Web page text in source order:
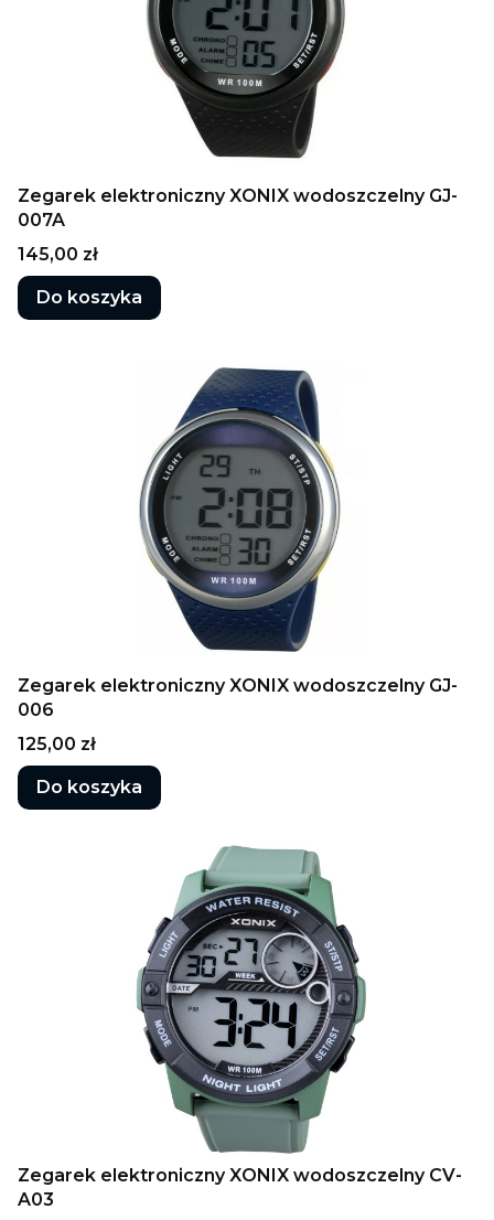
Zegarek elektroniczny XONIX wodoszczelny GJ-
007A
Cena
145,00 zł
Do koszyka
Zegarek elektroniczny XONIX wodoszczelny GJ-
006
Cena
125,00 zł
Do koszyka
Zegarek elektroniczny XONIX wodoszczelny CV-
A03